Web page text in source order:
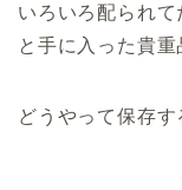
いろいろ配られ
と手に入った貴重
どうやって保存